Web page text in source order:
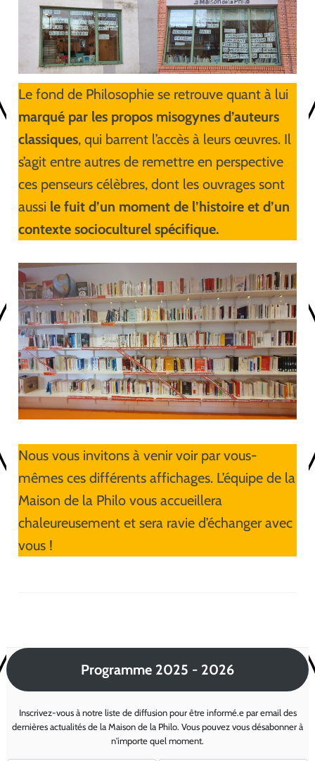
Le fond de Philosophie se retrouve quant à lui
marqué par les propos misogynes d’auteurs
classiques, qui barrent l’accès à leurs œuvres. Il
s’agit entre autres de remettre en perspective
ces penseurs célèbres, dont les ouvrages sont
aussi le fuit d’un moment de l’histoire et d’un
contexte socioculturel spécifique.
Nous vous invitons à venir voir par vous-
mêmes ces différents affichages. L’équipe de la
Maison de la Philo vous accueillera
chaleureusement et sera ravie d’échanger avec
vous !
Programme 2025 - 2026
Inscrivez-vous à notre liste de diffusion pour être informé.e par email des
dernières actualités de la Maison de la Philo. Vous pouvez vous désabonner à
n'importe quel moment.